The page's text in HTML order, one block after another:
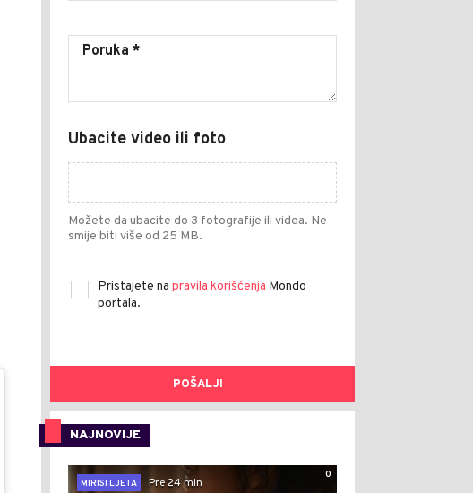
Ubacite video ili foto
Možete da ubacite do 3 fotografije ili videa. Ne
smije biti više od 25 MB.
Pristajete na pravila korišćenja Mondo
portala.
POŠALJI
NAJNOVIJE
0
MIRISI LJETA
Pre 24 min